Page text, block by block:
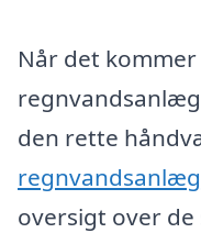
Når det
den rette
oversigt over de